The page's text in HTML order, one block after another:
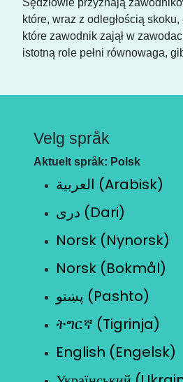
które, wraz z odległością
które zawodnik zajął w
istotną role pełni równowaga,
Velg språk
Aktuelt språk: Polsk
العربية (Arabisk)
دری (Dari)
Norsk (Nynorsk)
Norsk (Bokmål)
پښتو (Pashto)
ትግርኛ (Tigrinja)
English (Engelsk)